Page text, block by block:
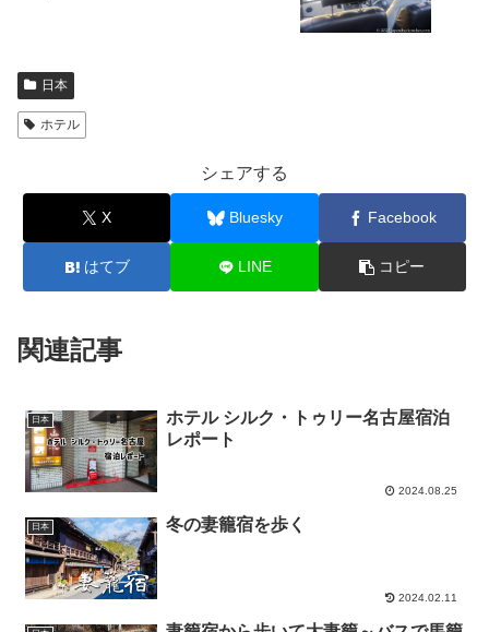
日本
ホテル
シェアする
X Bluesky Facebook
はてブ LINE コピー
関連記事
日本
ホテル シルク・トゥリー名古屋宿泊
レポート
2024.08.25
日本 冬の妻籠宿を歩く
2024.02.11